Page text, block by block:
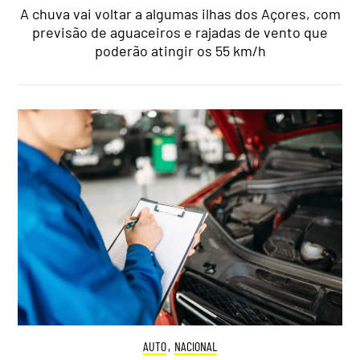
A chuva vai voltar a algumas ilhas dos Açores, com
previsão de aguaceiros e rajadas de vento que
poderão atingir os 55 km/h
AUTO, NACIONAL